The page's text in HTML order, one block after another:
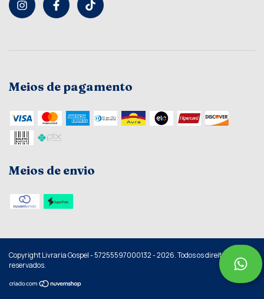
Meios de pagamento
Meios de envio
Copyright Livraria Gospel - 57255597000132 - 2026. Todos os direitos
reservados.